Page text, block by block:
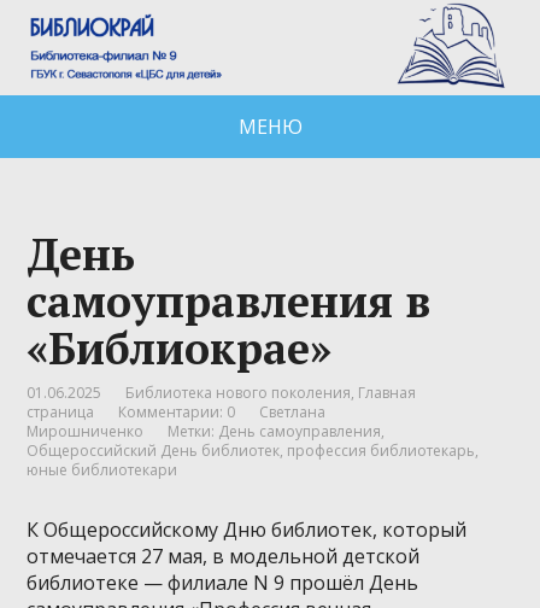
МЕНЮ
День
самоуправления в
«Библиокрае»
01.06.2025 Библиотека нового поколения, Главная
страница
Комментарии: 0
Светлана
Мирошниченко
Метки: День самоуправления,
Общероссийский День библиотек, профессия библиотекарь,
юные библиотекари
К Общероссийскому Дню библиотек, который
отмечается 27 мая, в модельной детской
библиотеке — филиале N 9 прошёл День